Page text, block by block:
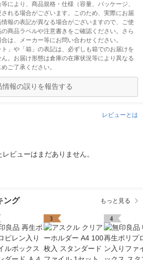
により、商品規格・仕様（容量、パッケージ、
れる場合がございます。このため、実際にお届
報の表記が異なる場合がございますので、ご使
商品ラベルや注意書きをご確認ください。さら
は、メーカー等にお問い合わせください。
」や「箱」の表記は、必ずしも箱でのお届けを
。お届け形態は倉庫の在庫状況等により異なる
ご了承ください。
情報の誤りを報告する
レビューとは
ビューはまだありません。
ング もっと見る
3 4